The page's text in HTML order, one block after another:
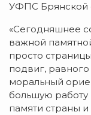
УФПС Брянской
«Сегодняшнее
важной
просто
подвиг,
моральный
большую
памяти страны